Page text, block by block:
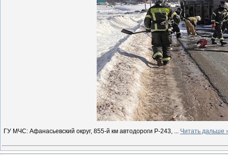
ГУ МЧС: Афанасьевский округ, 855-й км автодороги Р-243, ... Читать дальше